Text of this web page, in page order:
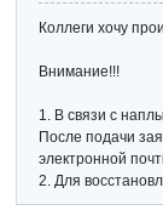
Коллеги хочу
Внимание!!!
1. В связи с
После подачи
электронной
2. Для